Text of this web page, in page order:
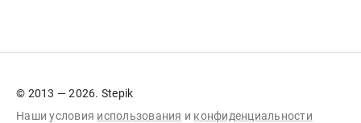
© 2013 — 2026. Stepik
Наши условия использования и конфиденциальности